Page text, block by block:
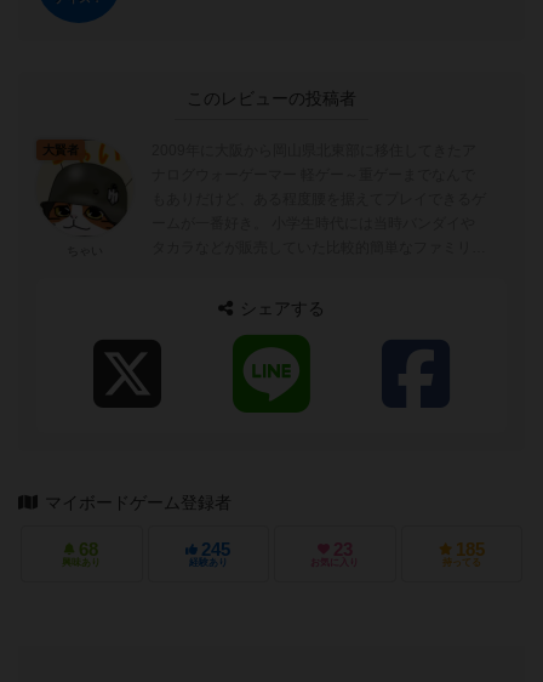
このレビューの投稿者
大賢者
シェアする
マイボードゲーム登録者
68
興味あり
245
経験あり
23
お気に入り
185
持ってる